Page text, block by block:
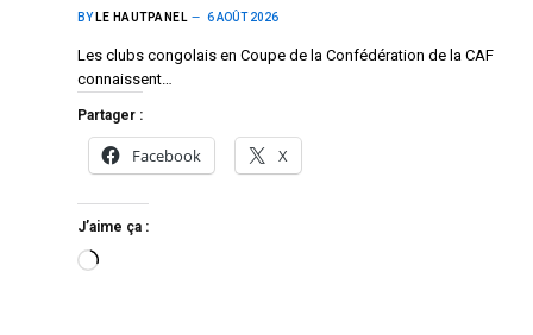
BY LE HAUTPANEL 6 AOÛT 2026
Les clubs congolais en Coupe de la Confédération de la CAF
connaissent…
Partager :
Facebook X
J’aime ça :